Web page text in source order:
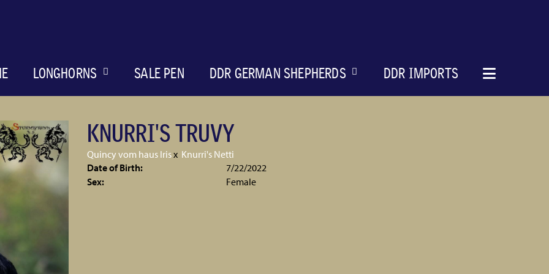
LONGHORNS SALE PEN DDR GERMAN SHEPHERDS DDR IMPORTS
KNURRI'S TRUVY
Quincy vom haus Irisx Knurri's Netti
Date of Birth:
7/22/2022
Sex:
Female